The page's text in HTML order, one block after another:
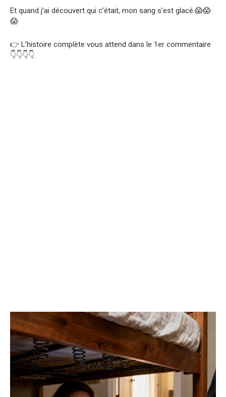
Et quand j’ai découvert qui c’était, mon sang s’est glacé.😱😱
😱
👉 L’histoire complète vous attend dans le 1er commentaire
👇👇👇👇.